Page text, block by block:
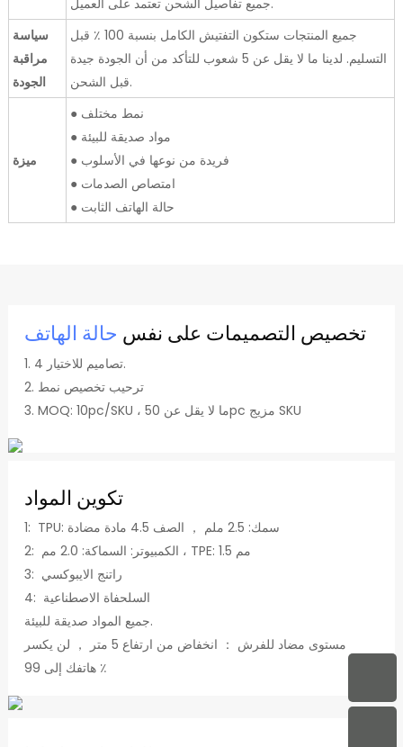
سياسة
مراقبة
الجودة
جميع المنتجات ستكون التفتيش الكامل بنسبة 100 ٪ قبل
التسليم. لدينا ما لا يقل عن 5 شعوب للتأكد من أن الجودة جيدة
قبل الشحن.
ميزة
● نمط مختلف
● مواد صديقة للبيئة
● فريدة من نوعها في الأسلوب
● امتصاص الصدمات
● حالة الهاتف الثابت
تخصيص التصميمات على نفس حالة الهاتف
1. 4 تصاميم للاختيار.
2. ترحيب تخصيص نمط
3. MOQ: 10pc/SKU ، ما لا يقل عن 50pc مزيج SKU
تكوين المواد
1: TPU: سمك: 2.5 ملم ， الصف 4.5 مادة مضادة
2: الكمبيوتر: السماكة: 2.0 مم ، TPE: 1.5 مم
3: راتنج الايبوكسي
4: السلحفاة الاصطناعية
جميع المواد صديقة للبيئة.
مستوى مضاد للفرش ： انخفاض من ارتفاع 5 متر ， لن يكسر
هاتفك إلى 99 ٪